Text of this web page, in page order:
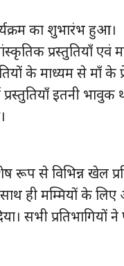
का शुभारंभ हुआ।
प्रस्तुतियाँ
के माध्यम से माँ
इतनी
रूप से विभिन्न खेल
ही मम्मियों के लिए
सभी